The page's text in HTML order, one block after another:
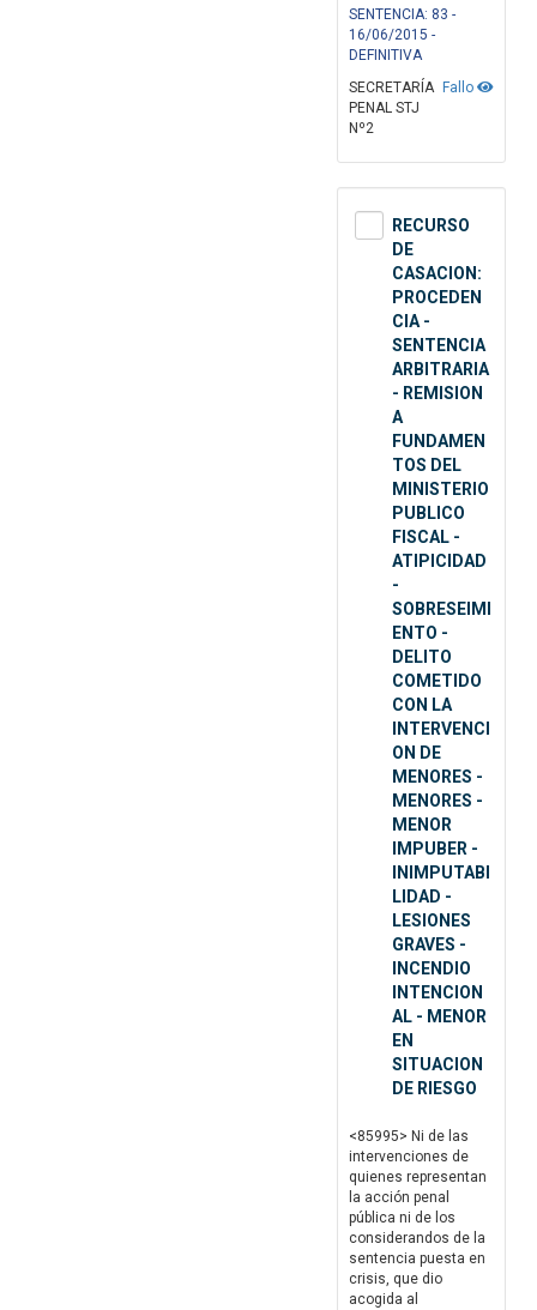
SENTENCIA: 83 -
16/06/2015 -
DEFINITIVA
Fallo
SECRETARÍA
PENAL STJ
Nº2
RECURSO
DE
CASACION:
PROCEDEN
CIA -
SENTENCIA
ARBITRARIA
- REMISION
A
FUNDAMEN
TOS DEL
MINISTERIO
PUBLICO
FISCAL -
ATIPICIDAD
-
SOBRESEIMI
ENTO -
DELITO
COMETIDO
CON LA
INTERVENCI
ON DE
MENORES -
MENORES -
MENOR
IMPUBER -
INIMPUTABI
LIDAD -
LESIONES
GRAVES -
INCENDIO
INTENCION
AL - MENOR
EN
SITUACION
DE RIESGO
<85995> Ni de las
intervenciones de
quienes representan
la acción penal
pública ni de los
considerandos de la
sentencia puesta en
crisis, que dio
acogida al